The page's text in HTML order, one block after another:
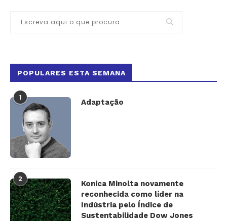
POPULARES ESTA SEMANA
1
Adaptação
2
Konica Minolta novamente
reconhecida como líder na
Indústria pelo Índice de
Sustentabilidade Dow Jones